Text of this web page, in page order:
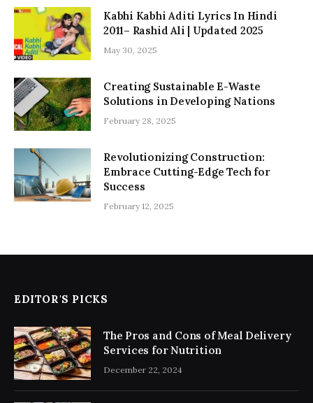
Kabhi Kabhi Aditi Lyrics In Hindi
2011– Rashid Ali | Updated 2025
May 30, 2025
Creating Sustainable E-Waste
Solutions in Developing Nations
February 28, 2025
Revolutionizing Construction:
Embrace Cutting-Edge Tech for
Success
February 12, 2025
EDITOR'S PICKS
The Pros and Cons of Meal Delivery
Services for Nutrition
December 22, 2024